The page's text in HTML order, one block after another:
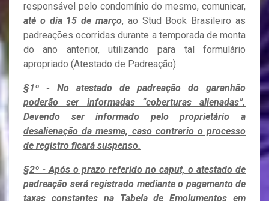
responsável pelo condomínio do mesmo, comunicar,
até o dia 15 de março, ao Stud Book Brasileiro as
padreações ocorridas durante a temporada de monta
do ano anterior, utilizando para tal formulário
apropriado (Atestado de Padreação).
§1º - No atestado de padreação do garanhão
poderão ser informadas “coberturas alienadas”.
Devendo ser informado pelo proprietário a
desalienação da mesma, caso contrario o processo
de registro ficará suspenso.
§2º - Após o prazo referido no caput, o atestado de
padreação será registrado mediante o pagamento de
taxas constantes na Tabela de Emolumentos em